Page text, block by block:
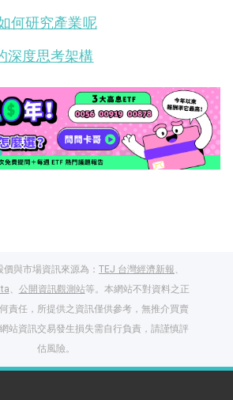
何研究產業呢
深度思考架構
與市場資訊來源為： TEJ 台灣經濟新報、
、 公開資訊觀測站等。本網站不對資料之正
責任，所提供之資訊僅供參考，無推介買賣
站資訊交易發生損失需自行負責，請謹慎評
估風險。